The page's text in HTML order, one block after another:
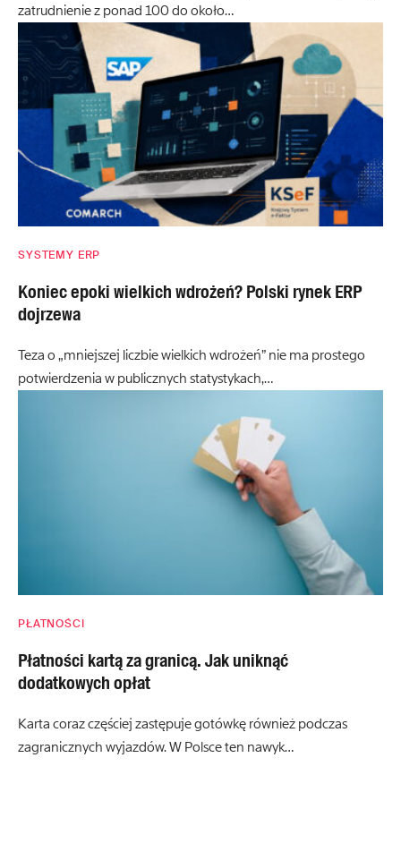
zatrudnienie z ponad 100 do około…
SYSTEMY ERP
Koniec epoki wielkich wdrożeń? Polski rynek ERP
dojrzewa
Teza o „mniejszej liczbie wielkich wdrożeń” nie ma prostego
potwierdzenia w publicznych statystykach,…
PŁATNOŚCI
Płatności kartą za granicą. Jak uniknąć
dodatkowych opłat
Karta coraz częściej zastępuje gotówkę również podczas
zagranicznych wyjazdów. W Polsce ten nawyk…